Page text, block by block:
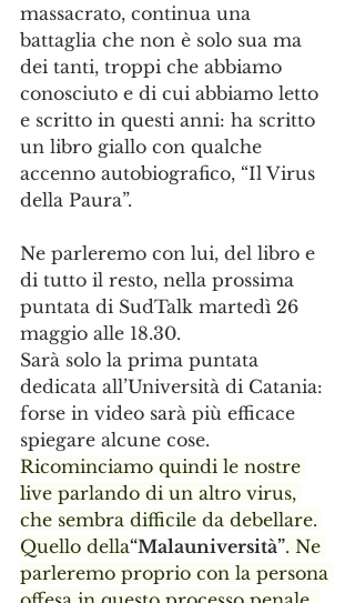
massacrato, continua una
battaglia che non è solo sua ma
dei tanti, troppi che abbiamo
conosciuto e di cui abbiamo letto
e scritto in questi anni: ha scritto
un libro giallo con qualche
accenno autobiografico, “Il Virus
della Paura”.
Ne parleremo con lui, del libro e
di tutto il resto, nella prossima
puntata di SudTalk martedì 26
maggio alle 18.30.
Sarà solo la prima puntata
dedicata all’Università di Catania:
forse in video sarà più efficace
spiegare alcune cose.
Ricominciamo quindi le nostre
live parlando di un altro virus,
che sembra difficile da debellare.
Quello della“Malauniversità”. Ne
parleremo proprio con la persona